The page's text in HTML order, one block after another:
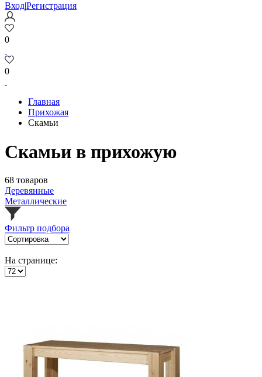
Вход|Регистрация
0
0
Главная
Прихожая
Скамьи
Скамьи в прихожую
68 товаров
Деревянные
Металлические
Фильтр подбора
На странице: